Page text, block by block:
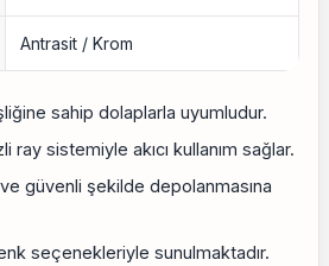
Antrasit / Krom
sahip dolaplarla uyumludur.
ray sistemiyle akıcı kullanım sağlar.
güvenli şekilde depolanmasına
seçenekleriyle sunulmaktadır.